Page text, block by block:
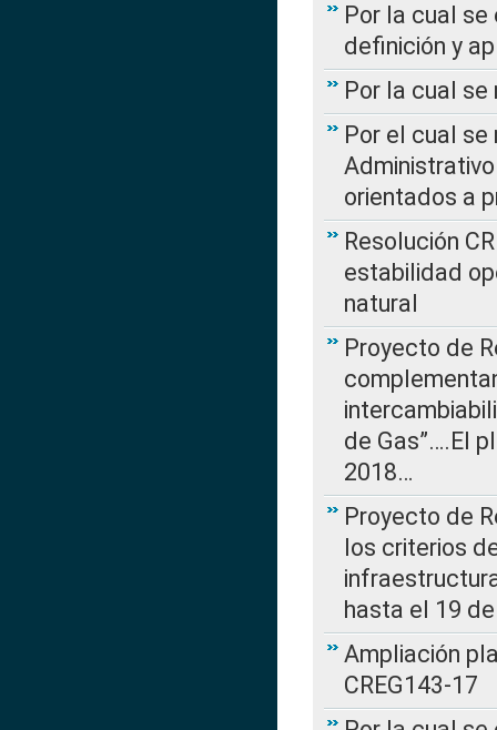
Por la cual
definición y
Por la cual
Por el cual
orientados a
Resolución
estabilidad
natural
Proyecto de
de Gas”….El
2018…
Proyecto de
los criterios
hasta el 19
Ampliación
CREG143-17